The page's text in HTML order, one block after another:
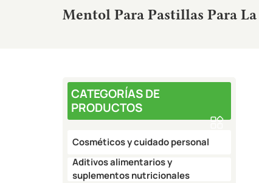
Mentol Para Pastillas Para
CATEGORÍAS DE
PRODUCTOS
Cosméticos y cuidado personal
Aditivos alimentarios y
suplementos nutricionales